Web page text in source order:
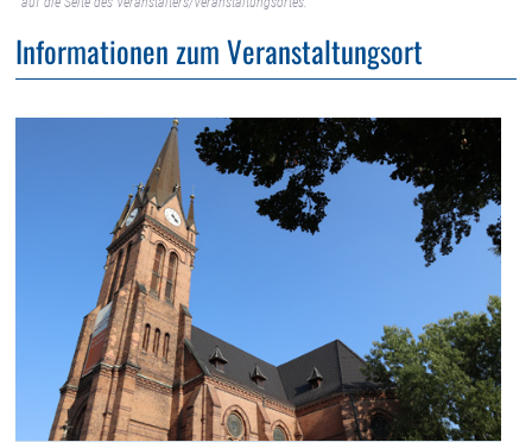
Informationen zum Veranstaltungsort